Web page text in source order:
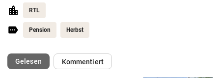
RTL
Pension Herbst
Gelesen(ausgewählt)Kommentiert